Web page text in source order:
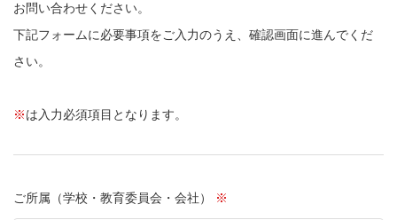
お問い合わせください。
下記フォームに必要事項をご入力のうえ、確認画面に進んでくだ
さい。
※は入力必須項目となります。
ご所属（学校・教育委員会・会社） ※